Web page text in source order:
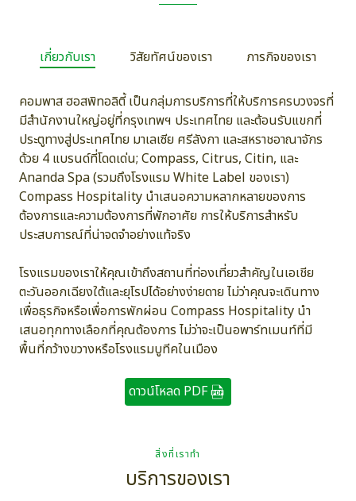
เกี่ยวกับเรา วิสัยทัศน์ของเรา ภารกิจของเรา
คอมพาส ฮอสพิทอลิตี้ เป็นกลุ่มการบริการที่ให้บริการครบวงจรที่
มีสำนักงานใหญ่อยู่ที่กรุงเทพฯ ประเทศไทย และต้อนรับแขกที่
ประตูทางสู่ประเทศไทย มาเลเซีย ศรีลังกา และสหราชอาณาจักร
ด้วย 4 แบรนด์ที่โดดเด่น; Compass, Citrus, Citin, และ
Ananda Spa (รวมถึงโรงแรม White Label ของเรา)
Compass Hospitality นำเสนอความหลากหลายของการ
ต้องการและความต้องการที่พักอาศัย การให้บริการสำหรับ
ประสบการณ์ที่น่าจดจำอย่างแท้จริง
โรงแรมของเราให้คุณเข้าถึงสถานที่ท่องเที่ยวสำคัญในเอเชีย
ตะวันออกเฉียงใต้และยุโรปได้อย่างง่ายดาย ไม่ว่าคุณจะเดินทาง
เพื่อธุรกิจหรือเพื่อการพักผ่อน Compass Hospitality นำ
เสนอทุกทางเลือกที่คุณต้องการ ไม่ว่าจะเป็นอพาร์ทเมนท์ที่มี
พื้นที่กว้างขวางหรือโรงแรมบูทีคในเมือง
ดาวน์โหลด PDF
สิ่งที่เราทำ
บริการของเรา